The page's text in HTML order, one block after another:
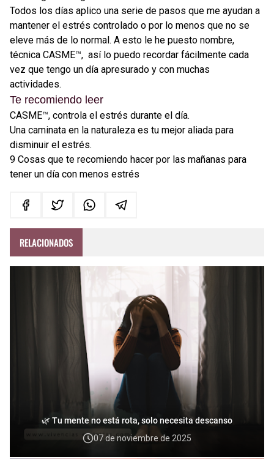
Todos los días aplico una serie de pasos que me ayudan a
mantener el estrés controlado o por lo menos que no se
eleve más de lo normal. A esto le he puesto nombre,
técnica CASME™, así lo puedo recordar fácilmente cada
vez que tengo un día apresurado y con muchas
actividades.
Te recomiendo leer
CASME™, controla el estrés durante el día.
Una caminata en la naturaleza es tu mejor aliada para
disminuir el estrés.
9 Cosas que te recomiendo hacer por las mañanas para
tener un día con menos estrés
RELACIONADOS
🌿 Tu mente no está rota, solo necesita descanso
07 de noviembre de 2025